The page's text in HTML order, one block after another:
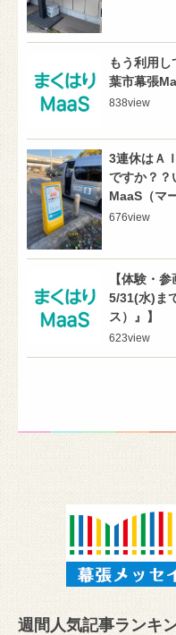
もう利用
葉市幕張
838view
3連休はＡ
ですか？？
MaaS（マ
676view
【体験・
5/31(水)ま
ス）』】
623view
週間人気記事ランキ